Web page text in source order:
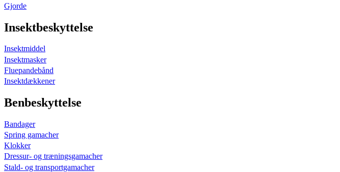
Gjorde
Insektbeskyttelse
Insektmiddel
Insektmasker
Fluepandebånd
Insektdækkener
Benbeskyttelse
Bandager
Spring gamacher
Klokker
Dressur- og træningsgamacher
Stald- og transportgamacher